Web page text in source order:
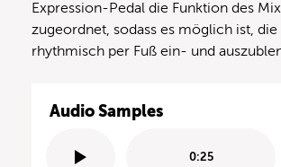
Expression-Pedal die Funktion des
zugeordnet, sodass es möglich ist, die
rhythmisch per Fuß ein- und
Audio Samples
0:25